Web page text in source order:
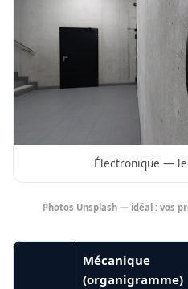
Électronique —
Photos Unsplash — idéal : vos
Mécanique
(organigramme)